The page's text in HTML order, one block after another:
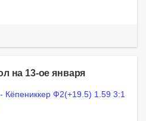
на 13-ое января
Кёпениккер Ф2(+19.5) 1.59 3:1